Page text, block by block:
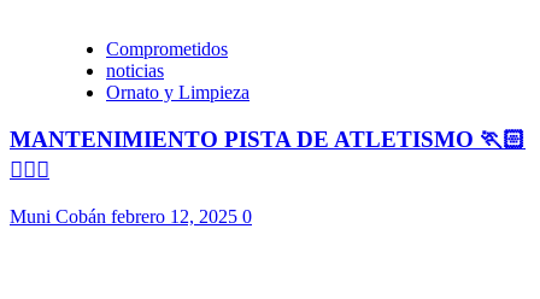
Comprometidos
noticias
Ornato y Limpieza
MANTENIMIENTO PISTA DE ATLETISMO 🏃🏻
🏃🏻‍♀️
Muni Cobán febrero 12, 2025 0